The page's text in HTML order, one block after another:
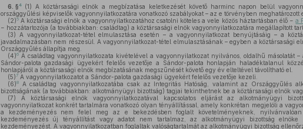
6. §4 (1) A köztársasági elnök a megbízatása keletkezését követő harminc napon belül
országgyűlési képviselők vagyonnyilatkozatára vonatkozó szabályokat – az e törvényben
(2)5A köztársasági elnök a vagyonnyilatkozatához csatolni köteles a vele közös háztartásban élő −a
− hozzátartozója (a továbbiakban: családtag) a köztársasági elnök vagyonnyilatkozatára megállapított
(3) A vagyonnyilatkozat-tétel elmulasztása esetén – a vagyonnyilatkozat benyújtásáig – a
javadalmazásban nem részesül. A vagyonnyilatkozat-tétel elmulasztásának – egyben a köztársasági
Országgyűlés állapítja meg.
(4)6A családtag vagyonnyilatkozata kivételével a vagyonnyilatkozat nyilvános, oldalhű másolatát –
Sándor-palota gazdasági ügyekért felelős vezetője a Sándor-palota honlapján haladéktalanul
honlapjáról a köztársasági elnök megbízatásának megszűnését követő egy év elteltével távolítható el.
(5)7A vagyonnyilatkozatot a Sándor-palota gazdasági ügyekért felelős vezetője kezeli.
(6)8A családtag vagyonnyilatkozatába csak az Integritás Hatóság, valamint az Országgyűlés
bizottságának (a továbbiakban: alkotmányügyi bizottság) tagjai tekinthetnek be a köztársasági elnök
(7) A köztársasági elnök vagyonnyilatkozatával kapcsolatos eljárást az alkotmányügyi
vagyonnyilatkozat konkrét tartalmára vonatkozó olyan tényállítással, amely konkrétan megjelöli a
a kezdeményezés nem felel meg az e bekezdésben foglalt követelményeknek,
kezdeményezés új tényállítást vagy adatot nem tartalmaz, az alkotmányügyi bizottság
kezdeményezést. A vagyonnyilatkozatban foglaltak valóságtartalmát az alkotmányügyi bizottság